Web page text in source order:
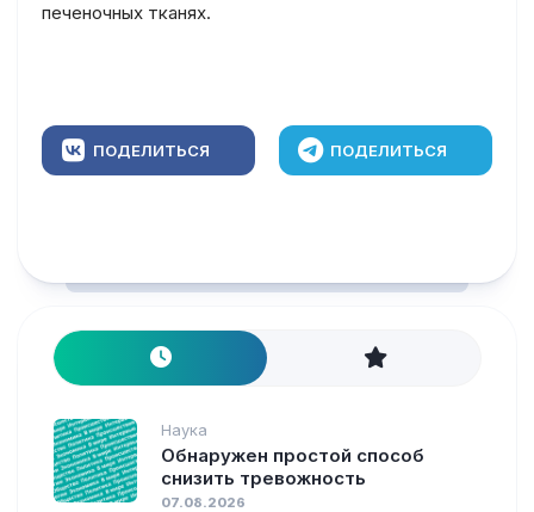
печеночных тканях.
ПОДЕЛИТЬСЯ ПОДЕЛИТЬСЯ
Наука
Обнаружен простой способ
снизить тревожность
07.08.2026